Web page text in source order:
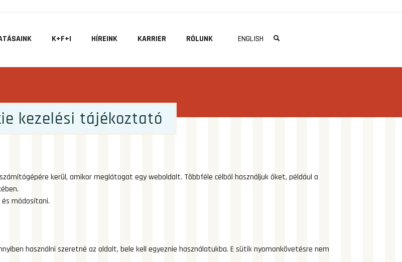
K+F+I HÍREINK KARRIER RÓLUNK ENGLISH
kezelési tájékoztató
kerül, amikor meglátogat egy weboldalt. Többféle célból használjuk őket, például a
módosítani.
használni szeretné az oldalt, bele kell egyeznie használatukba. E sütik nyomonkövetésre nem